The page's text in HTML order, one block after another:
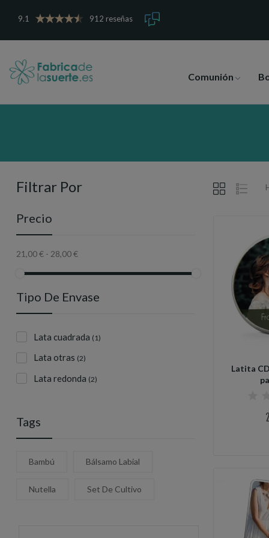
9.1 912 reseñas
Comunión
Filtrar Por
Precio
21,00 € - 28,00 €
Tipo De Envase
Lata cuadrada (1)
Lata otras (2)
Lata redonda (2)
Tags
Bambú Bálsamo Labial
Nutella Set De Cultivo
Latita